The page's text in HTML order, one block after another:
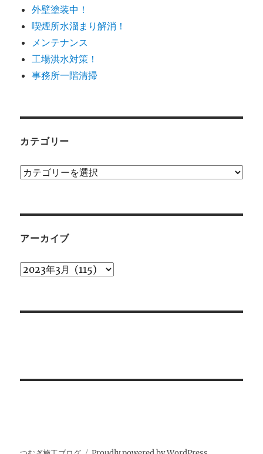
外壁塗装中！
喫煙所水溜まり解消！
メンテナンス
工場洪水対策！
事務所一階清掃
カテゴリー
カ
ー
アーカイブ
ア